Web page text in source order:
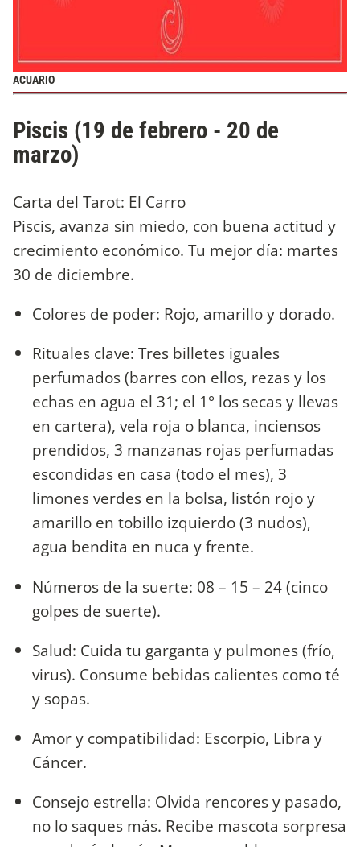
ACUARIO
Piscis (19 de febrero - 20 de
marzo)
Carta del Tarot: El Carro
Piscis, avanza sin miedo, con buena actitud y
crecimiento económico. Tu mejor día: martes
30 de diciembre.
Colores de poder: Rojo, amarillo y dorado.
Rituales clave: Tres billetes iguales
perfumados (barres con ellos, rezas y los
echas en agua el 31; el 1° los secas y llevas
en cartera), vela roja o blanca, inciensos
prendidos, 3 manzanas rojas perfumadas
escondidas en casa (todo el mes), 3
limones verdes en la bolsa, listón rojo y
amarillo en tobillo izquierdo (3 nudos),
agua bendita en nuca y frente.
Números de la suerte: 08 – 15 – 24 (cinco
golpes de suerte).
Salud: Cuida tu garganta y pulmones (frío,
virus). Consume bebidas calientes como té
y sopas.
Amor y compatibilidad: Escorpio, Libra y
Cáncer.
Consejo estrella: Olvida rencores y pasado,
no lo saques más. Recibe mascota sorpresa